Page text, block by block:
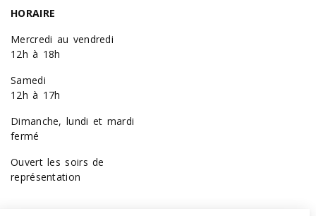
HORAIRE
Mercredi au vendredi
12h à 18h
Samedi
12h à 17h
Dimanche, lundi et mardi
fermé
Ouvert les soirs de
représentation